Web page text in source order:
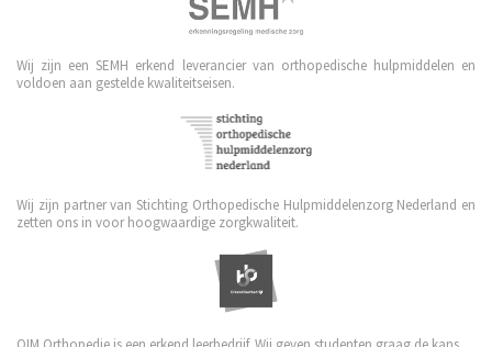
Wij zijn een SEMH erkend leverancier van orthopedische hulpmiddelen en
voldoen aan gestelde kwaliteitseisen.
Wij zijn partner van Stichting Orthopedische Hulpmiddelenzorg Nederland en
zetten ons in voor hoogwaardige zorgkwaliteit.